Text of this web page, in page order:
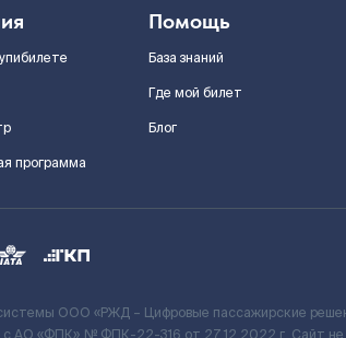
программа
Помощь
База знаний
Где мой билет
Блог
ООО «РЖД – Цифровые пассажирские